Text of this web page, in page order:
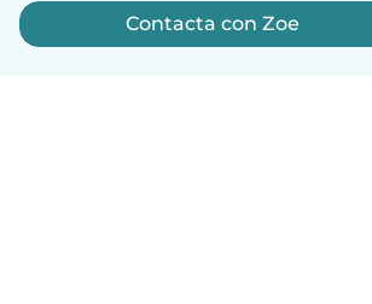
Contacta con Zoe